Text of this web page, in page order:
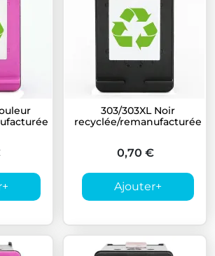
+
303/303XL Noir
recyclée/remanufacturée
0,70 €
Ajouter+